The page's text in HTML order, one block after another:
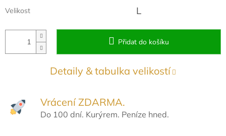
Velikost L
Přidat do košíku
Detaily & tabulka velikostí
Vrácení ZDARMA.
Do 100 dní. Kurýrem. Peníze hned.